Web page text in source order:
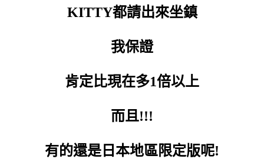
KITTY都請出來坐鎮
我保證
肯定比現在多1倍以上
而且!!!
有的還是日本地區限定版呢!